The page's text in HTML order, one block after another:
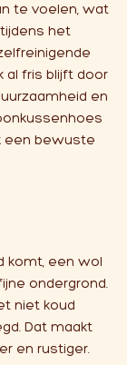
te voelen, wat
het
al fris blijft door
en
een bewuste
komt, een wol
ondergrond.
niet koud
Dat maakt
en rustiger.